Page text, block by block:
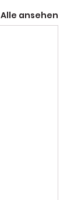
Alle ansehen